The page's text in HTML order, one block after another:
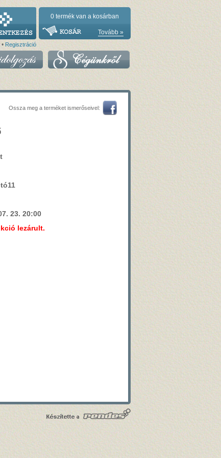
0 termék van a kosárban
Tovább »
• Regisztráció
Ossza meg a terméket ismerőseivel:
23. 20:00
lezárult.